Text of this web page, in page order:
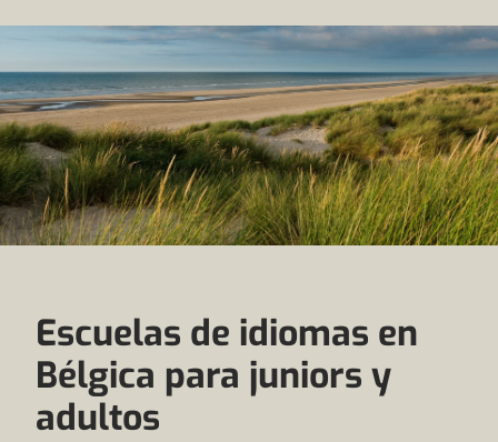
Escuelas de idiomas en
Bélgica para juniors y
adultos